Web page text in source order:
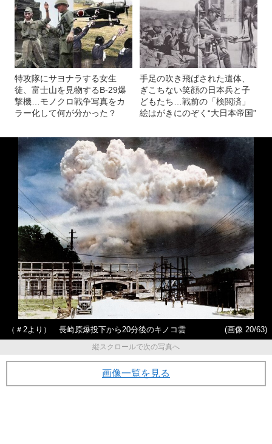
特攻隊にサヨナラする女生
徒、富士山を見物するB-29爆
撃機…モノクロ戦争写真をカ
ラー化して何が分かった？
手足の吹き飛ばされた遺体、
ぎこちない笑顔の日本兵と子
どもたち…戦前の「検閲済」
絵はがきにのぞく“大日本帝国”
（＃2より） 長崎原爆投下から20分後のキノコ雲
(画像 20/63)
縦スクロールで次の写真へ
画像一覧を見る